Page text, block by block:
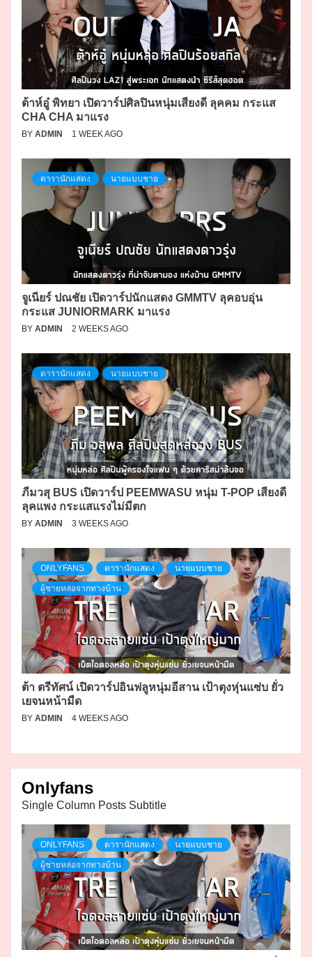
ต้าห์อู๋ พิทยา เปิดวาร์ปศิลปินหนุ่มเสียงดี ลุคคม กระแส
CHA CHA มาแรง
BY ADMIN 1 WEEK AGO
ดารานักแสดง นายแบบชาย
จูเนียร์ ปณชัย เปิดวาร์ปนักแสดง GMMTV ลุคอบอุ่น
กระแส JUNIORMARK มาแรง
BY ADMIN 2 WEEKS AGO
ดารานักแสดง นายแบบชาย
ภีมวสุ BUS เปิดวาร์ป PEEMWASU หนุ่ม T-POP เสียงดี
ลุคแพง กระแสแรงไม่มีตก
BY ADMIN 3 WEEKS AGO
ONLYFANS ดารานักแสดง นายแบบชาย
ผู้ชายหล่อจากทางบ้าน
ต้า ตรีทัศน์ เปิดวาร์ปอินฟลูหนุ่มอีสาน เป้าตุงหุ่นแซ่บ ยั่ว
เยจนหน้ามืด
BY ADMIN 4 WEEKS AGO
Onlyfans
Single Column Posts Subtitle
ONLYFANS ดารานักแสดง นายแบบชาย
ผู้ชายหล่อจากทางบ้าน